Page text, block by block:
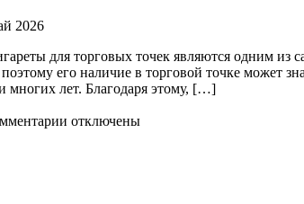
2026
для торговых точек являются одним из
его наличие в торговой точке может
многих лет. Благодаря этому, […]
отключены